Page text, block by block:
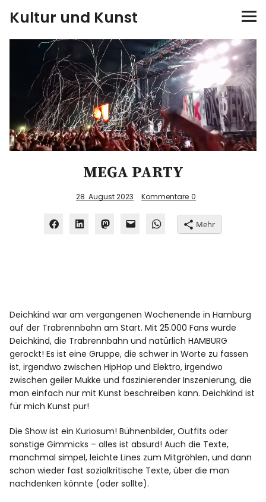
Kultur und Kunst
kultur & kunst
Ausstellungen
Spiele
Konzerte
MEGA PARTY
28. August 2023 Kommentare 0
Mehr
Deichkind war am vergangenen Wochenende in Hamburg
auf der Trabrennbahn am Start. Mit 25.000 Fans wurde
Deichkind, die Trabrennbahn und natürlich HAMBURG
gerockt! Es ist eine Gruppe, die schwer in Worte zu fassen
ist, irgendwo zwischen HipHop und Elektro, irgendwo
zwischen geiler Mukke und faszinierender Inszenierung, die
man einfach nur mit Kunst beschreiben kann. Deichkind ist
für mich Kunst pur!
Die Show ist ein Kuriosum! Bühnenbilder, Outfits oder
sonstige Gimmicks – alles ist absurd! Auch die Texte,
manchmal simpel, leichte Lines zum Mitgröhlen, und dann
schon wieder fast sozialkritische Texte, über die man
nachdenken könnte (oder sollte).